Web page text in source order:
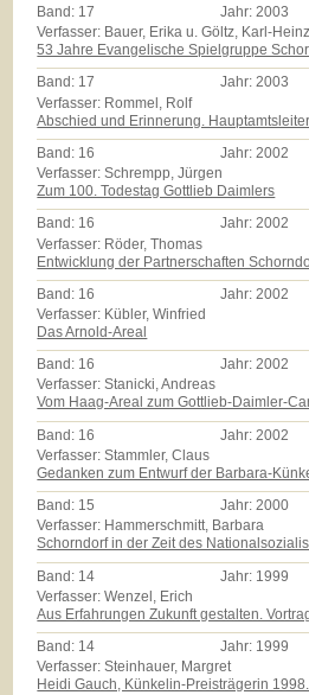
Band: 17 Jahr:2003
Verfasser: Bauer, Erika u. Göltz, Karl-Heinz
53 Jahre Evangelische Spielgruppe
Band: 17 Jahr:2003
Verfasser: Rommel, Rolf
Abschied und Erinnerung.
Band: 16 Jahr:2002
Verfasser: Schrempp, Jürgen
Zum 100. Todestag Gottlieb Daimlers
Band: 16 Jahr:2002
Verfasser: Röder, Thomas
Entwicklung der Partnerschaften
Band: 16 Jahr: 2002
Verfasser: Kübler, Winfried
Das Arnold-Areal
Band: 16 Jahr:2002
Verfasser: Stanicki, Andreas
Vom Haag-Areal zum Gottlieb-Daimler-
Band: 16 Jahr: 2002
Verfasser: Stammler, Claus
Gedanken zum Entwurf der Barbara-
Band: 15 Jahr:2000
Verfasser: Hammerschmitt, Barbara
Schorndorf in der Zeit des
Band: 14 Jahr: 1999
Verfasser: Wenzel, Erich
Aus Erfahrungen Zukunft gestalten.
Band: 14 Jahr: 1999
Verfasser: Steinhauer, Margret
Heidi Gauch, Künkelin-Preisträgerin